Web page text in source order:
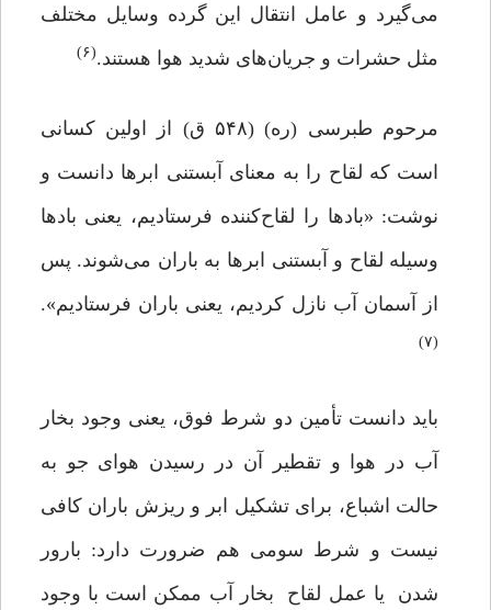
می‌گیرد و عامل انتقال این گرده وسایل مختلف
مثل حشرات و جریان‌های شدید هوا هستند.(۶)
مرحوم طبرسی (ره) (۵۴۸ ق) از اولین کسانی
است که لقاح را به معنای آبستنی ابرها دانست و
‌نوشت: «بادها را لقاح‌کننده فرستادیم، یعنی بادها
وسیله لقاح و آبستنی ابرها به باران می‌شوند. پس
از آسمان آب نازل کردیم، یعنی باران فرستادیم».
(۷)
باید دانست تأمین دو شرط فوق، یعنی وجود بخار
آب در هوا و تقطیر آن در رسیدن هوای جو به
حالت اشباع، برای تشکیل ابر و ریزش باران کافی
نیست و شرط سومی هم ضرورت دارد: بارور
شدن یا عمل لقاح بخار آب ممکن است با وجود